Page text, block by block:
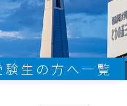
験生の方へ一覧